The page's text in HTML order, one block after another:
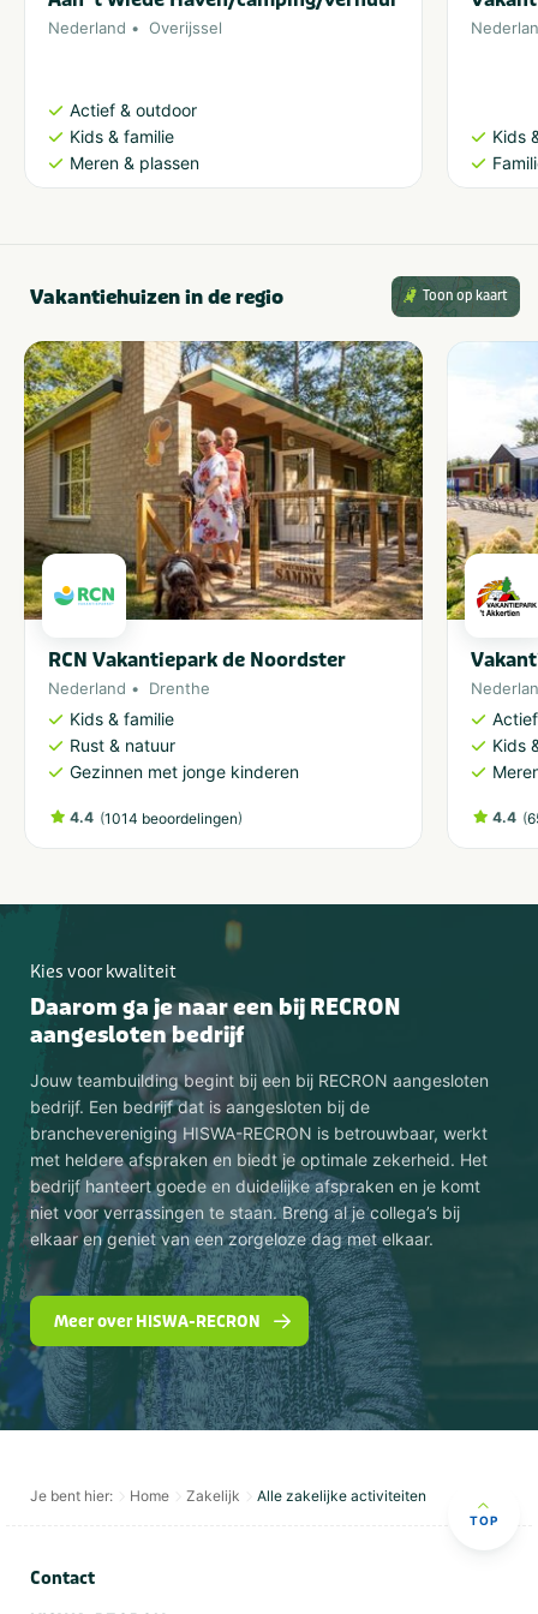
Nederland Overijssel
Actief & outdoor
Kids & familie
Meren & plassen
Kids
Vakantiehuizen in de regio Toon op kaart
RCN Vakantiepark de Noordster
Nederland Drenthe
Kids & familie
Rust & natuur
Gezinnen met jonge kinderen
4.4 (1014 beoordelingen)
Kids
4.4 (
Kies voor kwaliteit
Daarom ga je naar een bij RECRON
aangesloten bedrijf
Jouw teambuilding begint bij een bij RECRON aangesloten
bedrijf. Een bedrijf dat is aangesloten bij de
branchevereniging HISWA-RECRON is betrouwbaar, werkt
met heldere afspraken en biedt je optimale zekerheid. Het
bedrijf hanteert goede en duidelijke afspraken en je komt
niet voor verrassingen te staan. Breng al je collega’s bij
elkaar en geniet van een zorgeloze dag met elkaar.
Meer over HISWA-RECRON
Je bent hier: Home Zakelijk Alle zakelijke activiteiten
TOP
Contact